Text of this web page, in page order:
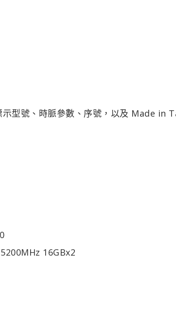
型號、時脈參數、序號，以及 Made in
16GBx2